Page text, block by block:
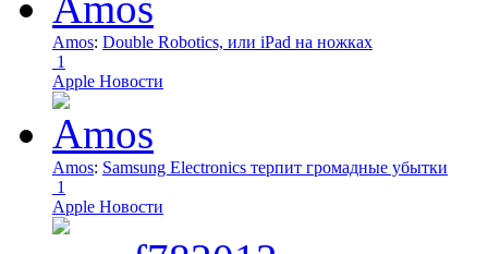
Amos: Double Robotics, или iPad на ножках
1
Apple Новости
Amos: Samsung Electronics терпит громадные убытки
1
Apple Новости